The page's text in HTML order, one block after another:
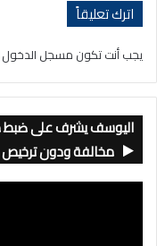
اترك تعليقاً
يجب أنت تكون مسجل الدخول
اليوسف يشرف على ضبط
مخالفة ودون ترخيص